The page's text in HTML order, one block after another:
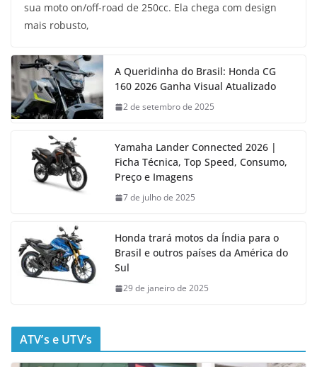
sua moto on/off-road de 250cc. Ela chega com design
mais robusto,
A Queridinha do Brasil: Honda CG
160 2026 Ganha Visual Atualizado
2 de setembro de 2025
Yamaha Lander Connected 2026 |
Ficha Técnica, Top Speed, Consumo,
Preço e Imagens
7 de julho de 2025
Honda trará motos da Índia para o
Brasil e outros países da América do
Sul
29 de janeiro de 2025
ATV’s e UTV’s